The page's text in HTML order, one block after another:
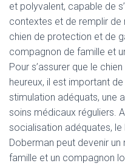
et polyvalent, capable de
contextes et de remplir de
chien de protection et de
compagnon de famille et
Pour s’assurer que le
heureux, il est important
stimulation adéquats, une
soins médicaux réguliers.
socialisation adéquates, le
Doberman peut devenir
famille et un compagnon